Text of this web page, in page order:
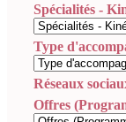
Spécialités -
Type
Réseaux
Offres